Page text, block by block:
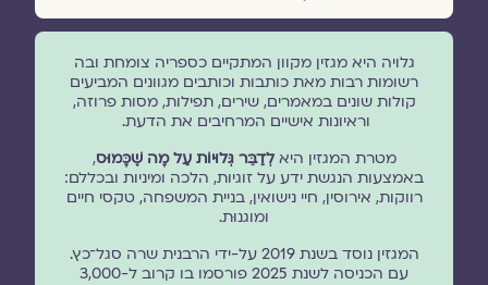
גלויה היא מגזין מקוון המתקיים כספריה צומחת ובה
רשומות רבות מאת כותבות וכותבים מגוונים המביעים
קולות שונים במאמרים, שירים, תפילות, מסות פרוזה,
וראיונות אישיים המרחיבים את הדעת.
מטרת המגזין היאלְדַבֵּר גְּלוּיוֹת עַל מָה שֶׁכָּמוּס,
באמצעות הנגשת ידע על זוגיות, הלכה ומיניות ובכללם:
רווקות, אירוסין, חיי נישואין, בניית המשפחה, טקסי חיים
ומוגנוּת.
המגזין נוסד בשנת 2019 על-ידי הרבנית שרה סגל־כץ.
עם הכניסה לשנת 2025 פורסמו בו קרוב ל-3,000